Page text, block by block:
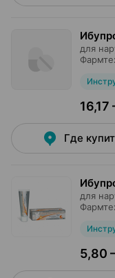
для
Где
для
5,80